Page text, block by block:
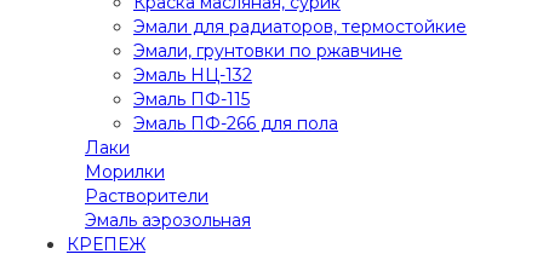
Эмали для радиаторов, термостойкие
Эмали, грунтовки по ржавчине
Эмаль НЦ-132
Эмаль ПФ-115
Эмаль ПФ-266 для пола
Лаки
Морилки
Растворители
Эмаль аэрозольная
КРЕПЕЖ